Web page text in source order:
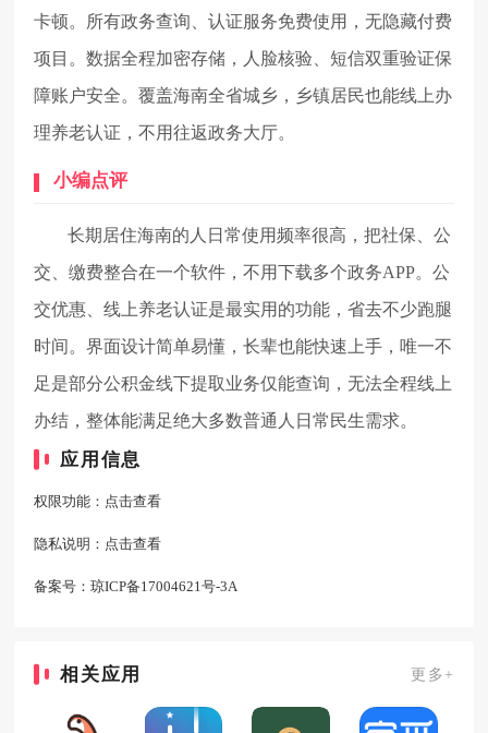
卡顿。所有政务查询、认证服务免费使用，无隐藏付费
项目。数据全程加密存储，人脸核验、短信双重验证保
障账户安全。覆盖海南全省城乡，乡镇居民也能线上办
理养老认证，不用往返政务大厅。
小编点评
长期居住海南的人日常使用频率很高，把社保、公
交、缴费整合在一个软件，不用下载多个政务APP。公
交优惠、线上养老认证是最实用的功能，省去不少跑腿
时间。界面设计简单易懂，长辈也能快速上手，唯一不
足是部分公积金线下提取业务仅能查询，无法全程线上
办结，整体能满足绝大多数普通人日常民生需求。
应用信息
权限功能： 点击查看
隐私说明： 点击查看
备案号：琼ICP备17004621号-3A
相关应用 更多+